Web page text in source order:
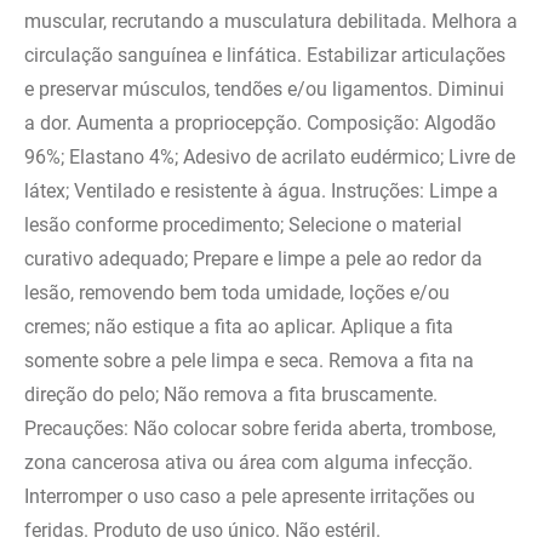
muscular, recrutando a musculatura debilitada. Melhora a
circulação sanguínea e linfática. Estabilizar articulações
e preservar músculos, tendões e/ou ligamentos. Diminui
a dor. Aumenta a propriocepção. Composição: Algodão
96%; Elastano 4%; Adesivo de acrilato eudérmico; Livre de
látex; Ventilado e resistente à água. Instruções: Limpe a
lesão conforme procedimento; Selecione o material
curativo adequado; Prepare e limpe a pele ao redor da
lesão, removendo bem toda umidade, loções e/ou
cremes; não estique a fita ao aplicar. Aplique a fita
somente sobre a pele limpa e seca. Remova a fita na
direção do pelo; Não remova a fita bruscamente.
Precauções: Não colocar sobre ferida aberta, trombose,
zona cancerosa ativa ou área com alguma infecção.
Interromper o uso caso a pele apresente irritações ou
feridas. Produto de uso único. Não estéril.